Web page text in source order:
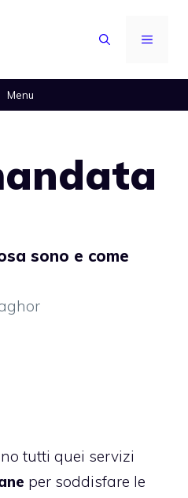
MENU
Menu
sono e come
tutti quei servizi
per soddisfare le